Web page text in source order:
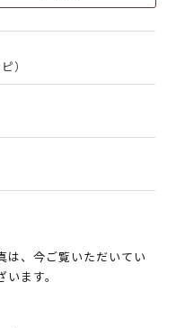
）
、今ご覧いただいてい
ます。